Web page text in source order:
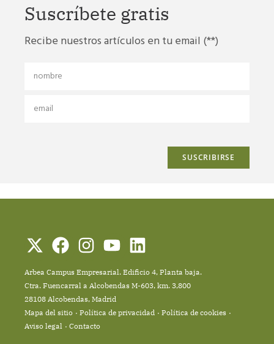
Suscríbete gratis
Recibe nuestros artículos en tu email (**)
Arbea Campus Empresarial. Edificio 4, Planta baja.
Ctra. Fuencarral a Alcobendas M-603, km. 3,800
28108 Alcobendas, Madrid
Mapa del sitio
Política de privacidad
Política de cookies
Aviso legal
Contacto